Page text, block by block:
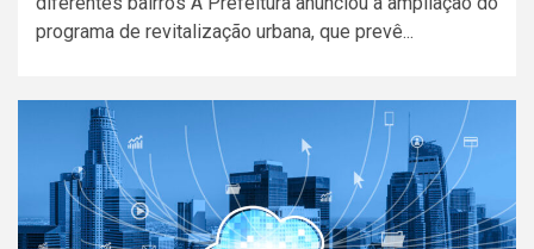
programa de revitalização urbana, que prevê...